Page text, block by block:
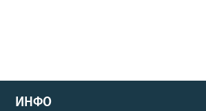
ИНФО